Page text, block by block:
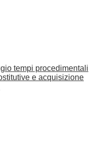
tempi procedimentali
e acquisizione